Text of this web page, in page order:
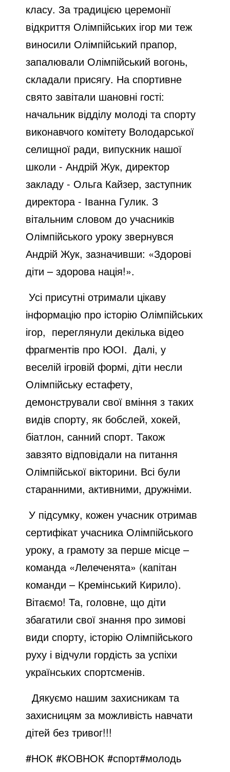
класу. За традицією церемонії
відкриття Олімпійських ігор ми теж
виносили Олімпійський прапор,
запалювали Олімпійський вогонь,
складали присягу. На спортивне
свято завітали шановні гості:
начальник відділу молоді та спорту
виконавчого комітету Володарської
селищної ради, випускник нашої
школи - Андрій Жук, директор
закладу - Ольга Кайзер, заступник
директора - Іванна Гулик. З
вітальним словом до учасників
Олімпійського уроку звернувся
Андрій Жук, зазначивши: «Здорові
діти – здорова нація!».
Усі присутні отримали цікаву
інформацію про історію Олімпійських
ігор, переглянули декілька відео
фрагментів про ЮОІ. Далі, у
веселій ігровій формі, діти несли
Олімпійську естафету,
демонстрували свої вміння з таких
видів спорту, як бобслей, хокей,
біатлон, санний спорт. Також
завзято відповідали на питання
Олімпійської вікторини. Всі були
старанними, активними, дружніми.
У підсумку, кожен учасник отримав
сертифікат учасника Олімпійського
уроку, а грамоту за перше місце –
команда «Лелеченята» (капітан
команди – Кремінський Кирило).
Вітаємо! Та, головне, що діти
збагатили свої знання про зимові
види спорту, історію Олімпійського
руху і відчули гордість за успіхи
українських спортсменів.
Дякуємо нашим захисникам та
захисницям за можливість навчати
дітей без тривог!!!
#НОК #КОВНОК #спорт#молодь